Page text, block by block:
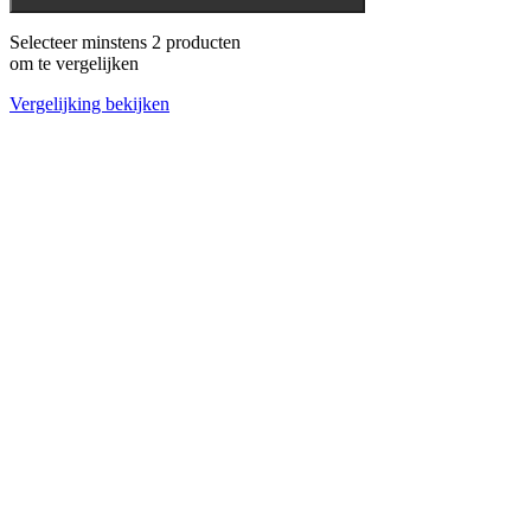
Selecteer minstens 2 producten
om te vergelijken
Vergelijking bekijken